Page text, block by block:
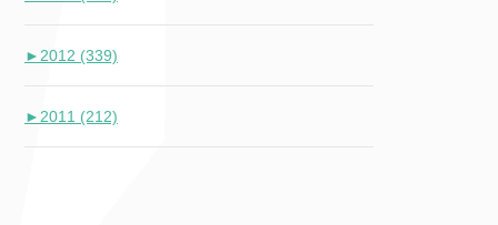
► 2012 (339)
► 2011 (212)